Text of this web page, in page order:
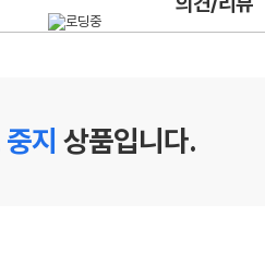
지 상품입니다.